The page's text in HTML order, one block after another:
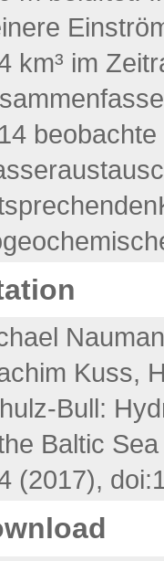
km³ im
Kuss,
Bull:
Baltic
(2017),